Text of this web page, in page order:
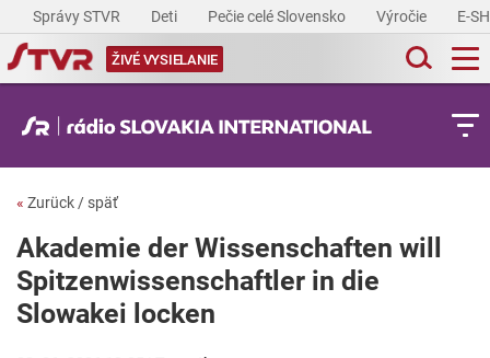
Správy STVR Deti Pečie celé Slovensko Výročie E-
ŽIVÉ VYSIELANIE
« Zurück / späť
Akademie der Wissenschaften will
Spitzenwissenschaftler in die
Slowakei locken